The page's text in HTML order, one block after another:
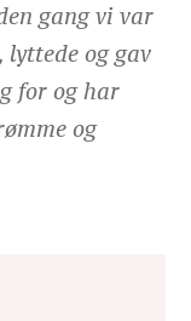
gang vi var
lyttede og gav
for og har
og